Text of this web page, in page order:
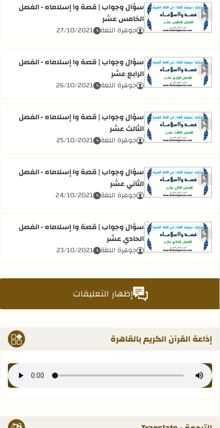
أضف إلى العلامات المرجعية
اقرأ المزيد عن سؤال وجواب | قصة وا إسلاماه - الفصل
سؤال وجواب | قصة وا إسلاماه - الفصل
الخامس عشر
جوهرة اللغة 27/10/2021
أضف إلى العلامات المرجعية
اقرأ المزيد عن سؤال وجواب | قصة وا إسلاماه - الفصل
سؤال وجواب | قصة وا إسلاماه - الفصل
الرابع عشر
جوهرة اللغة 26/10/2021
أضف إلى العلامات المرجعية
اقرأ المزيد عن سؤال وجواب | قصة وا إسلاماه - الفصل
سؤال وجواب | قصة وا إسلاماه - الفصل
الثالث عشر
جوهرة اللغة 25/10/2021
أضف إلى العلامات المرجعية
اقرأ المزيد عن سؤال وجواب | قصة وا إسلاماه - الفصل
سؤال وجواب | قصة وا إسلاماه - الفصل
الثاني عشر
جوهرة اللغة 24/10/2021
أضف إلى العلامات المرجعية
اقرأ المزيد عن سؤال وجواب | قصة وا إسلاماه - الفصل
سؤال وجواب | قصة وا إسلاماه - الفصل
الحادي عشر
جوهرة اللغة 23/10/2021
إظهار التعليقات
إذاعة القرآن الكريم بالقاهرة